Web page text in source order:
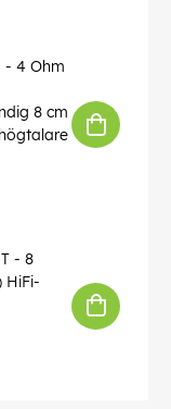
- 4 Ohm
8 cm
- 8
HiFi-